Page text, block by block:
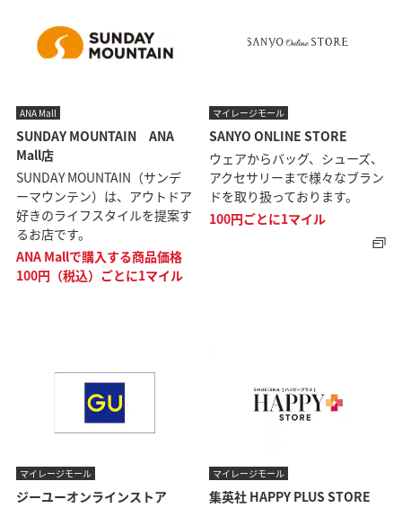
ANA Mall
SUNDAY MOUNTAIN ANA
Mall店
SUNDAY MOUNTAIN（サンデ
ーマウンテン）は、アウトドア
好きのライフスタイルを提案す
るお店です。
ANA Mallで購入する商品価格
100円（税込）ごとに1マイル
マイレージモール
SANYO ONLINE STORE
ウェアからバッグ、シューズ、
アクセサリーまで様々なブラン
ドを取り扱っております。
100円ごとに1マイル
マイレージモール
ジーユーオンラインストア
マイレージモール
集英社 HAPPY PLUS STORE